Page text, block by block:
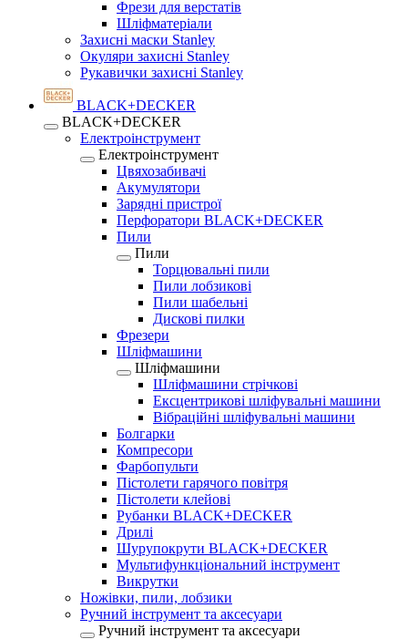
Фрези для верстатів
Шліфматеріали
Захисні маски Stanley
Окуляри захисні Stanley
Рукавички захисні Stanley
BLACK+DECKER
BLACK+DECKER
Електроінструмент
Електроінструмент
Цвяхозабивачі
Акумулятори
Зарядні пристрої
Перфоратори BLACK+DECKER
Пили
Пили
Торцювальні пили
Пили лобзикові
Пили шабельні
Дискові пилки
Фрезери
Шліфмашини
Шліфмашини
Шліфмашини стрічкові
Ексцентрикові шліфувальні машини
Вібраційні шліфувальні машини
Болгарки
Компресори
Фарбопульти
Пістолети гарячого повітря
Пістолети клейові
Рубанки BLACK+DECKER
Дрилі
Шурупокрути BLACK+DECKER
Мультифункціональний інструмент
Викрутки
Ножівки, пили, лобзики
Ручний інструмент та аксесуари
Ручний інструмент та аксесуари